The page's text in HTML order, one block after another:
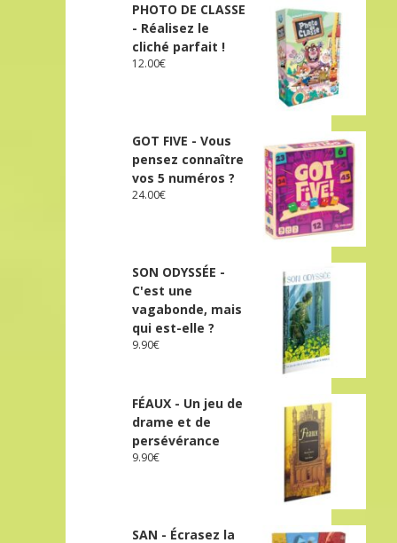
PHOTO DE CLASSE
- Réalisez le
cliché parfait !
12.00€
GOT FIVE - Vous
pensez connaître
vos 5 numéros ?
24.00€
SON ODYSSÉE -
C'est une
vagabonde, mais
qui est-elle ?
9.90€
FÉAUX - Un jeu de
drame et de
persévérance
9.90€
SAN - Écrasez la